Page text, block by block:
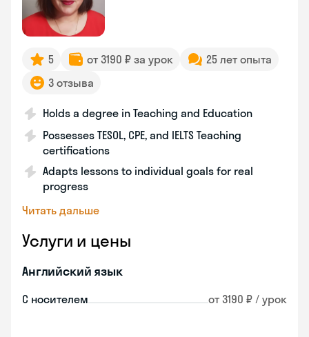
5 от 3190 ₽ за урок
25 лет опыта
3 отзыва
Holds a degree in Teaching and Education
Possesses TESOL, CPE, and IELTS Teaching
certifications
Adapts lessons to individual goals for real
progress
Читать дальше
Услуги и цены
Английский язык
С носителем от 3190 ₽ / урок